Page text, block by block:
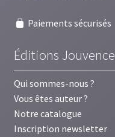
Paiements sécurisés
Éditions Jouvence
Qui sommes-nous ?
Vous êtes auteur ?
Notre catalogue
Inscription newsletter